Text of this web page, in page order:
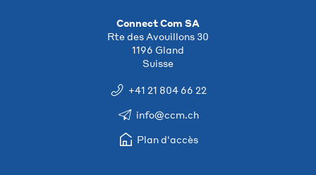
Connect Com SA
Rte des Avouillons 30
1196 Gland
Suisse
+41 21 804 66 22
info@ccm.ch
Plan d'accès